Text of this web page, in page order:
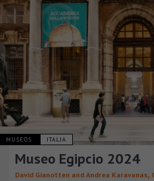
MUSEOS ITALIA
Museo Egipcio 2024
David Gianotten and Andrea Karavanas,